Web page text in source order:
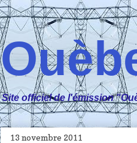
Site officiel de l'émission
13 novembre 2011